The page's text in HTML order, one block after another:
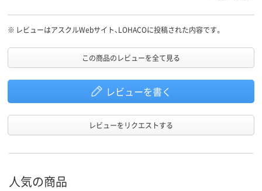
になり、測定のたびに電源を入れなくてはなりません。USBで接続
となると必然的にPCの近くになり、全体のチェックにはなりそうも
で……。これは仕方ないですね。マメに電源を入れて時々チェック
を心がけています。
※ レビューはアスクルWebサイト、LOHACOに投稿された内容です。
この商品のレビューを全て見る
レビューを書く
レビューをリクエストする
人気の商品